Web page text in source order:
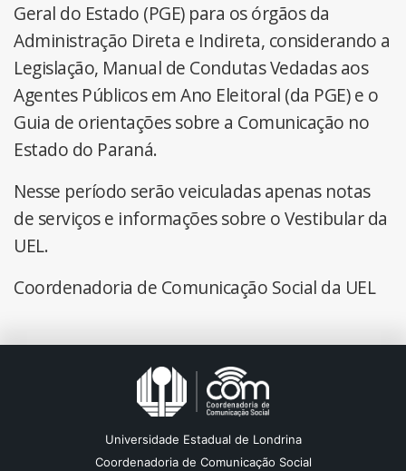
Geral do Estado (PGE) para os órgãos da
Administração Direta e Indireta, considerando a
Legislação, Manual de Condutas Vedadas aos
Agentes Públicos em Ano Eleitoral (da PGE) e o
Guia de orientações sobre a Comunicação no
Estado do Paraná.
Nesse período serão veiculadas apenas notas
de serviços e informações sobre o Vestibular da
UEL.
Coordenadoria de Comunicação Social da UEL
Universidade Estadual de Londrina
Coordenadoria de Comunicação Social